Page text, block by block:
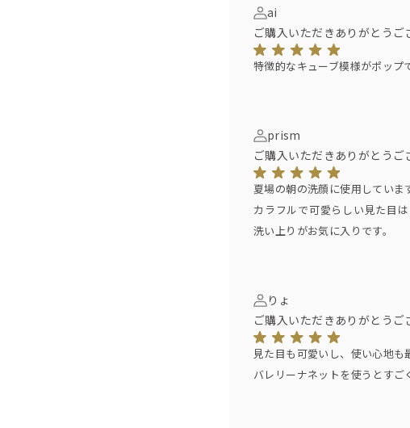
サー油、月桃油、ホワイトカオ
ラマリン、水酸化クロム
ai
ご購入いただきありがとうご
特徴的なキューブ模様がポップ
prism
ご購入いただきありがとうご
夏場の朝の洗顔に使用していま
カラフルで可愛らしい見た目
洗い上りがお気に入りです。
りょ
ご購入いただきありがとうご
見た目も可愛いし、使い心地も
バレリーナネットを使うとすご